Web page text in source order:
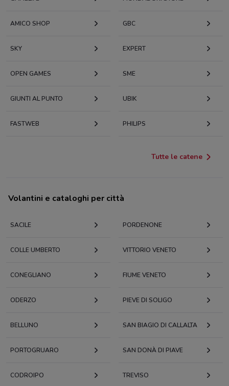
AMICO SHOP GBC
SKY EXPERT
OPEN GAMES SME
GIUNTI AL PUNTO UBIK
FASTWEB PHILIPS
Tutte le catene
Volantini e cataloghi per città
SACILE PORDENONE
COLLE UMBERTO VITTORIO VENETO
CONEGLIANO FIUME VENETO
ODERZO PIEVE DI SOLIGO
BELLUNO SAN BIAGIO DI CALLALTA
PORTOGRUARO SAN DONÀ DI PIAVE
CODROIPO TREVISO